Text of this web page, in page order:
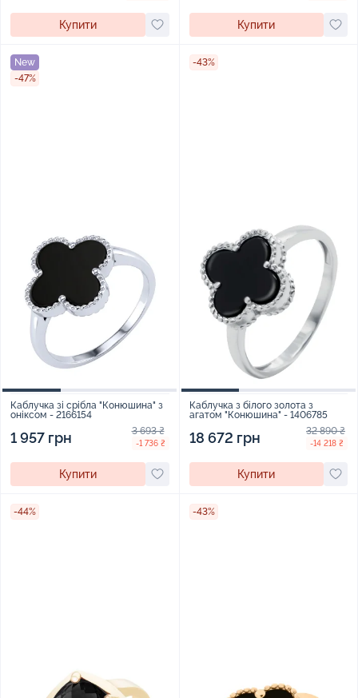
Купити Купити
New
-47%
Каблучка зі срібла "Конюшина" з
оніксом - 2166154
1 957 грн 3 693 ₴
-1 736 ₴
Купити
-43%
Каблучка з білого золота з
агатом "Конюшина" - 1406785
18 672 грн 32 890 ₴
-14 218 ₴
Купити
-44% -43%